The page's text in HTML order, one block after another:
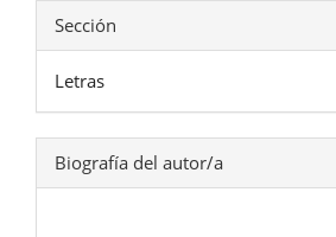
Sección
Letras
Biografía del autor/a